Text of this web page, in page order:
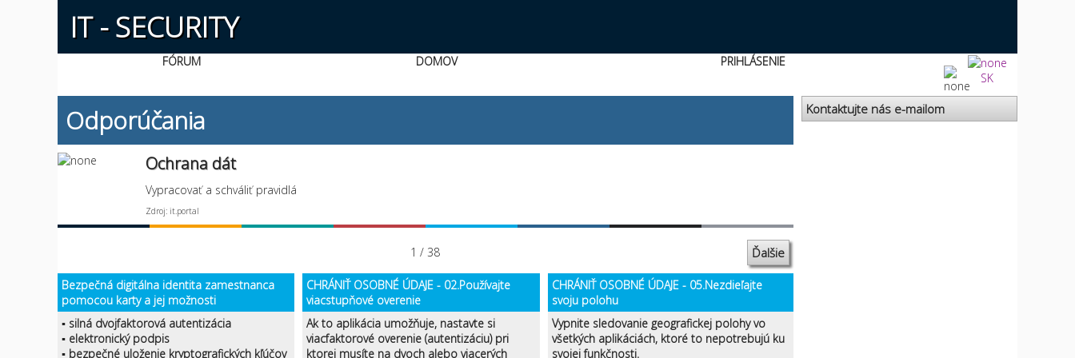
IT - SECURITY
FÓRUM DOMOV
PRIHLÁSENIE
SK
Odporúčania
Ochrana dát
Vypracovať a schváliť pravidlá
Zdroj: it.portal
1 / 38 Ďalšie
Bezpečná digitálna identita zamestnanca
pomocou karty a jej možnosti
▪ silná dvojfaktorová autentizácia
▪ elektronický podpis
▪ bezpečné uloženie kryptografických kľúčov
CHRÁNIŤ OSOBNÉ ÚDAJE - 02.Používajte
viacstupňové overenie
Ak to aplikácia umožňuje, nastavte si
viacfaktorové overenie (autentizáciu) pri
ktorej musíte na dvoch alebo viacerých
CHRÁNIŤ OSOBNÉ ÚDAJE - 05.Nezdieľajte
svoju polohu
Vypnite sledovanie geografickej polohy vo
všetkých aplikáciách, ktoré to nepotrebujú ku
svojej funkčnosti.
Kontaktujte nás e-mailom